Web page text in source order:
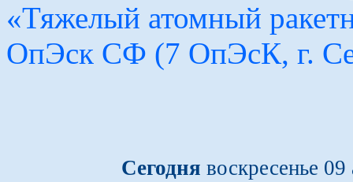
«Тяжелый атомный
ОпЭск СФ (7 ОпЭсК, г.
Сегодня воскресенье 09